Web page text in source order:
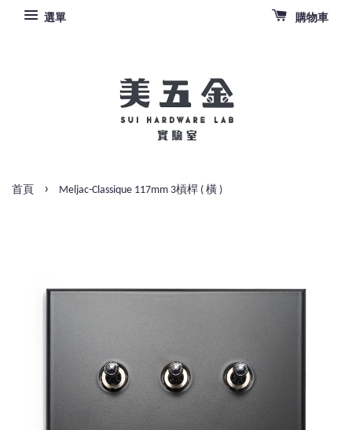
選單 購物車
首頁 › Meljac-Classique 117mm 3槓桿 ( 橫 )